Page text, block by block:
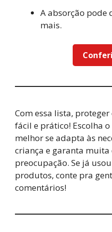
A absorção pode
mais.
Com essa lista,
fácil e prático! Escolha
melhor se adapta às
criança e garanta
preocupação. Se já
produtos, conte pra
comentários!